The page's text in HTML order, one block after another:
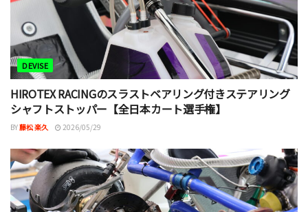
DEVISE
HIROTEX RACINGのスラストベアリング付きステアリング
シャフトストッパー【全日本カート選手権】
BY藤松 楽久 2026/05/29